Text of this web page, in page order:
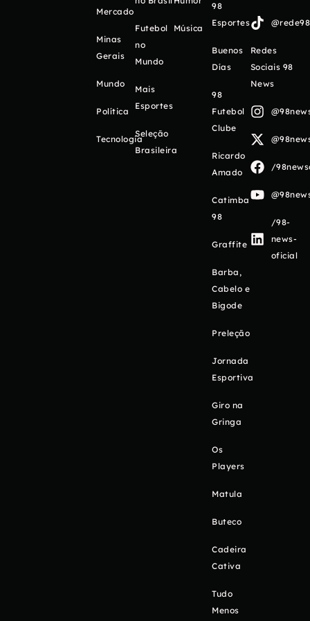
Mercado
Minas
Gerais
Mundo
Política
Tecnologia
Futebol
no
Mundo
Mais
Esportes
Seleção
Brasileira
Música
98
Esportes
Buenos
Días
98
Futebol
Clube
Ricardo
Amado
Catimba
98
Graffite
Barba,
Cabelo e
Bigode
Preleção
Jornada
Esportiva
Giro na
Gringa
Os
Players
Matula
Buteco
Cadeira
Cativa
Tudo
Menos
Redes
Sociais 98
News
/
/98-
news-
oficial